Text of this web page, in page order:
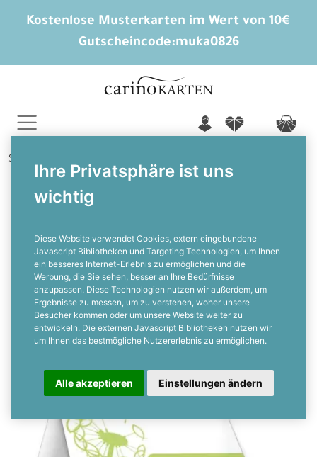
Kostenlose Musterkarten im Wert von 10€
Gutscheincode:muka0826
Ihre Privatsphäre ist uns
wichtig
Diese Website verwendet Cookies, extern eingebundene
Javascript Bibliotheken und Targeting Technologien, um Ihnen
ein besseres Internet-Erlebnis zu ermöglichen und die
Werbung, die Sie sehen, besser an Ihre Bedürfnisse
anzupassen. Diese Technologien nutzen wir außerdem, um
Ergebnisse zu messen, um zu verstehen, woher unsere
Besucher kommen oder um unsere Website weiter zu
entwickeln. Die externen Javascript Bibliotheken nutzen wir
um Ihnen das bestmögliche Nutzererlebnis zu ermöglichen.
Alle akzeptieren Einstellungen ändern
n f c
Startseite
Tischkarte zur Konfirmation in Grün